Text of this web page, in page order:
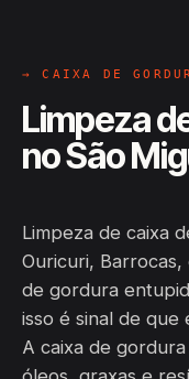
→ CAIXA DE
Limpeza
no São
Limpeza de caixa
Ouricuri, Barrocas,
de gordura
isso é sinal de que
A caixa de